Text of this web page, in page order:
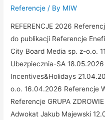
Referencje / By MIW
REFERENCJE 2026
do publikacji Referencje
City Board Media sp. z-o.o.
Ubezpiecznia-SA 18.05.2026
Incentives&Holidays
o.o. 16.04.2026 Referencje
Referencje GRUPA
Adwokat Jakub Majewski